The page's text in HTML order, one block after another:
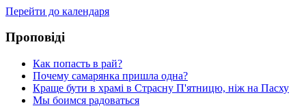
Перейти до календаря
Проповіді
Как попасть в рай?
Почему самарянка пришла одна?
Краще бути в храмі в Страсну П'ятницю, ніж на Пасху
Мы боимся радоваться